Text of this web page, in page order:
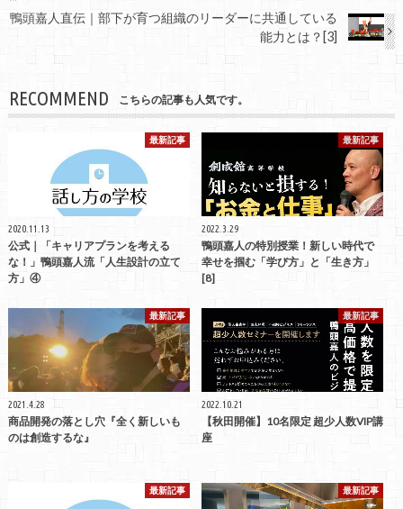
鴨頭嘉人直伝｜部下が育つ組織のリーダーに共通している
能力とは？[3]
RECOMMEND こちらの記事も人気です。
最新記事
2020.11.13
公式｜「キャリアプランを考える
な！」鴨頭嘉人流「人生設計の立て
方」④
最新記事
2022.3.29
鴨頭嘉人の特別授業！新しい時代で
幸せを掴む「学び方」と「生き方」
[8]
最新記事
2021.4.28
商品開発の落とし穴『全く新しいも
のは創造するな』
最新記事
2022.10.21
【秋田開催】10名限定 超少人数VIP講
座
最新記事 最新記事